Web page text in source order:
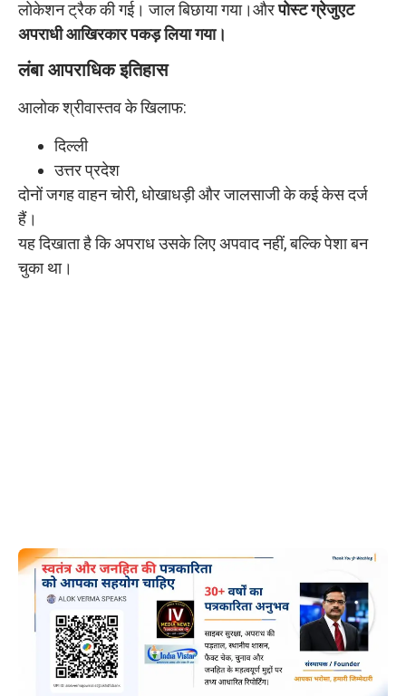
लोकेशन ट्रैक की गई। जाल बिछाया गया।औरपोस्ट ग्रेजुएट
अपराधी आखिरकार पकड़ लिया गया।
लंबा आपराधिक इतिहास
आलोक श्रीवास्तव के खिलाफ:
दिल्ली
उत्तर प्रदेश
दोनों जगह वाहन चोरी, धोखाधड़ी और जालसाजी के कई केस दर्ज
हैं।
यह दिखाता है कि अपराध उसके लिए अपवाद नहीं, बल्कि पेशा बन
चुका था।